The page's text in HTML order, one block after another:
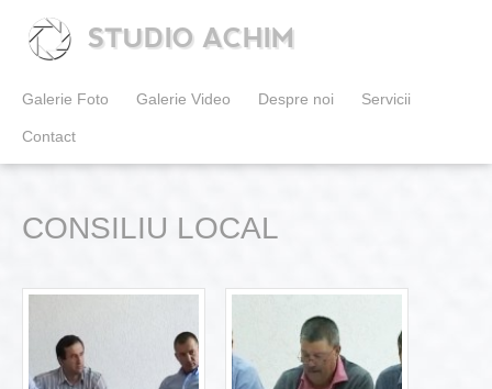
STUDIO ACHIM
Galerie Foto Galerie Video Despre noi Servicii
Contact
CONSILIU LOCAL